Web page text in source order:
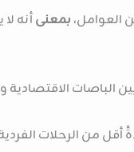
العوامل، بمعنىأنه
الباصات الاقتصادية
أقل من الرحلات